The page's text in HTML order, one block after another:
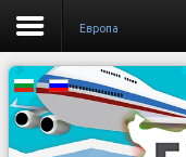
Европа